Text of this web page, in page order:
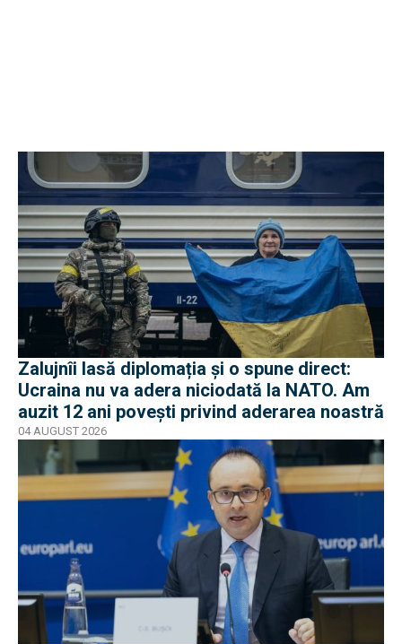
Zalujnîi lasă diplomația și o spune direct:
Ucraina nu va adera niciodată la NATO. Am
auzit 12 ani povești privind aderarea noastră
04 AUGUST 2026